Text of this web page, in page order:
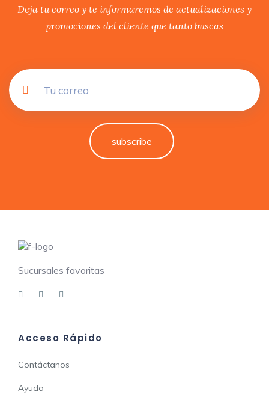
Deja tu correo y te informaremos de actualizaciones y
promociones del cliente que tanto buscas
subscribe
Sucursales favoritas
Acceso Rápido
Contáctanos
Ayuda